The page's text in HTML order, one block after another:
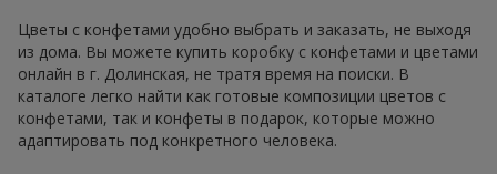
Цветы с конфетами удобно выбрать и заказать, не выходя
из дома. Вы можете купить коробку с конфетами и цветами
онлайн в г. Долинская, не тратя время на поиски. В
каталоге легко найти как готовые композиции цветов с
конфетами, так и конфеты в подарок, которые можно
адаптировать под конкретного человека.